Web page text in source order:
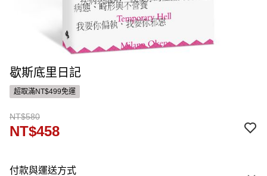
歇斯底里日記
超取滿NT$499免運
NT$580
NT$458
付款與運送方式